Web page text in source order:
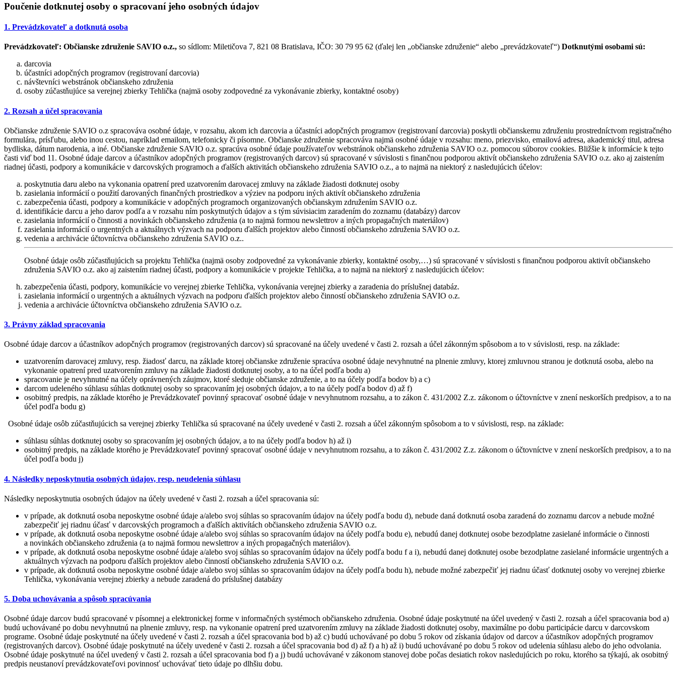
Poučenie dotknutej osoby o spracovaní jeho osobných údajov
1. Prevádzkovateľ a dotknutá osoba
Prevádzkovateľ: Občianske združenie SAVIO o.z., so sídlom: Miletičova 7, 821 08 Bratislava, IČO: 30 79 95 62 (ďalej len „občianske združenie“ alebo „prevádzkovateľ“) Dotknutými osobami sú:
darcovia
účastníci adopčných programov (registrovaní darcovia)
návštevníci webstránok občianskeho združenia
osoby zúčastňujúce sa verejnej zbierky Tehlička (najmä osoby zodpovedné za vykonávanie zbierky, kontaktné osoby)
2. Rozsah a účel spracovania
Občianske združenie SAVIO o.z spracováva osobné údaje, v rozsahu, akom ich darcovia a účastníci adopčných programov (registrovaní darcovia) poskytli občianskemu združeniu prostredníctvom registračného
formulára, prísľubu, alebo inou cestou, napríklad emailom, telefonicky či písomne. Občianske združenie spracováva najmä osobné údaje v rozsahu: meno, priezvisko, emailová adresa, akademický titul, adresa
bydliska, dátum narodenia, a iné. Občianske združenie SAVIO o.z. spracúva osobné údaje používateľov webstránok občianskeho združenia SAVIO o.z. pomocou súborov cookies. Bližšie k informácie k tejto
časti viď bod 11. Osobné údaje darcov a účastníkov adopčných programov (registrovaných darcov) sú spracované v súvislosti s finančnou podporou aktivít občianskeho združenia SAVIO o.z. ako aj zaistením
riadnej účasti, podpory a komunikácie v darcovských programoch a ďalších aktivitách občianskeho združenia SAVIO o.z., a to najmä na niektorý z nasledujúcich účelov:
poskytnutia daru alebo na vykonania opatrení pred uzatvorením darovacej zmluvy na základe žiadosti dotknutej osoby
zasielania informácií o použití darovaných finančných prostriedkov a výziev na podporu iných aktivít občianskeho združenia
zabezpečenia účasti, podpory a komunikácie v adopčných programoch organizovaných občianskym združením SAVIO o.z.
identifikácie darcu a jeho darov podľa a v rozsahu ním poskytnutých údajov a s tým súvisiacim zaradením do zoznamu (databázy) darcov
zasielania informácií o činnosti a novinkách občianskeho združenia (a to najmä formou newslettrov a iných propagačných materiálov)
zasielania informácií o urgentných a aktuálnych výzvach na podporu ďalších projektov alebo činností občianskeho združenia SAVIO o.z.
vedenia a archivácie účtovníctva občianskeho združenia SAVIO o.z..
Osobné údaje osôb zúčastňujúcich sa projektu Tehlička (najmä osoby zodpovedné za vykonávanie zbierky, kontaktné osoby,…) sú spracované v súvislosti s finančnou podporou aktivít občianskeho
združenia SAVIO o.z. ako aj zaistením riadnej účasti, podpory a komunikácie v projekte Tehlička, a to najmä na niektorý z nasledujúcich účelov:
zabezpečenia účasti, podpory, komunikácie vo verejnej zbierke Tehlička, vykonávania verejnej zbierky a zaradenia do príslušnej databáz.
zasielania informácií o urgentných a aktuálnych výzvach na podporu ďalších projektov alebo činností občianskeho združenia SAVIO o.z.
vedenia a archivácie účtovníctva občianskeho združenia SAVIO o.z.
3. Právny základ spracovania
Osobné údaje darcov a účastníkov adopčných programov (registrovaných darcov) sú spracované na účely uvedené v časti 2. rozsah a účel zákonným spôsobom a to v súvislosti, resp. na základe:
uzatvorením darovacej zmluvy, resp. žiadosť darcu, na základe ktorej občianske združenie spracúva osobné údaje nevyhnutné na plnenie zmluvy, ktorej zmluvnou stranou je dotknutá osoba, alebo na
vykonanie opatrení pred uzatvorením zmluvy na základe žiadosti dotknutej osoby, a to na účel podľa bodu a)
spracovanie je nevyhnutné na účely oprávnených záujmov, ktoré sleduje občianske združenie, a to na účely podľa bodov b) a c)
darcom udeleného súhlasu súhlas dotknutej osoby so spracovaním jej osobných údajov, a to na účely podľa bodov d) až f)
osobitný predpis, na základe ktorého je Prevádzkovateľ povinný spracovať osobné údaje v nevyhnutnom rozsahu, a to zákon č. 431/2002 Z.z. zákonom o účtovníctve v znení neskorších predpisov, a to na
účel podľa bodu g)
Osobné údaje osôb zúčastňujúcich sa verejnej zbierky Tehlička sú spracované na účely uvedené v časti 2. rozsah a účel zákonným spôsobom a to v súvislosti, resp. na základe:
súhlasu súhlas dotknutej osoby so spracovaním jej osobných údajov, a to na účely podľa bodov h) až i)
osobitný predpis, na základe ktorého je Prevádzkovateľ povinný spracovať osobné údaje v nevyhnutnom rozsahu, a to zákon č. 431/2002 Z.z. zákonom o účtovníctve v znení neskorších predpisov, a to na
účel podľa bodu j)
4. Následky neposkytnutia osobných údajov, resp. neudelenia súhlasu
Následky neposkytnutia osobných údajov na účely uvedené v časti 2. rozsah a účel spracovania sú:
v prípade, ak dotknutá osoba neposkytne osobné údaje a/alebo svoj súhlas so spracovaním údajov na účely podľa bodu d), nebude daná dotknutá osoba zaradená do zoznamu darcov a nebude možné
zabezpečiť jej riadnu účasť v darcovských programoch a ďalších aktivítách občianskeho združenia SAVIO o.z.
v prípade, ak dotknutá osoba neposkytne osobné údaje a/alebo svoj súhlas so spracovaním údajov na účely podľa bodu e), nebudú danej dotknutej osobe bezodplatne zasielané informácie o činnosti
a novinkách občianskeho združenia (a to najmä formou newslettrov a iných propagačných materiálov).
v prípade, ak dotknutá osoba neposkytne osobné údaje a/alebo svoj súhlas so spracovaním údajov na účely podľa bodu f a i), nebudú danej dotknutej osobe bezodplatne zasielané informácie urgentných a
aktuálnych výzvach na podporu ďalších projektov alebo činností občianskeho združenia SAVIO o.z.
v prípade, ak dotknutá osoba neposkytne osobné údaje a/alebo svoj súhlas so spracovaním údajov na účely podľa bodu h), nebude možné zabezpečiť jej riadnu účasť dotknutej osoby vo verejnej zbierke
Tehlička, vykonávania verejnej zbierky a nebude zaradená do príslušnej databázy
5. Doba uchovávania a spôsob spracúvania
Osobné údaje darcov budú spracované v písomnej a elektronickej forme v informačných systémoch občianskeho združenia. Osobné údaje poskytnuté na účel uvedený v časti 2. rozsah a účel spracovania bod a)
budú uchovávané po dobu nevyhnutnú na plnenie zmluvy, resp. na vykonanie opatrení pred uzatvorením zmluvy na základe žiadosti dotknutej osoby, maximálne po dobu participácie darcu v darcovskom
programe. Osobné údaje poskytnuté na účely uvedené v časti 2. rozsah a účel spracovania bod b) až c) budú uchovávané po dobu 5 rokov od získania údajov od darcov a účastníkov adopčných programov
(registrovaných darcov). Osobné údaje poskytnuté na účely uvedené v časti 2. rozsah a účel spracovania bod d) až f) a h) až i) budú uchovávané po dobu 5 rokov od udelenia súhlasu alebo do jeho odvolania.
Osobné údaje poskytnuté na účel uvedený v časti 2. rozsah a účel spracovania bod f) a j) budú uchovávané v zákonom stanovej dobe počas desiatich rokov nasledujúcich po roku, ktorého sa týkajú, ak osobitný
predpis neustanoví prevádzkovateľovi povinnosť uchovávať tieto údaje po dlhšiu dobu.